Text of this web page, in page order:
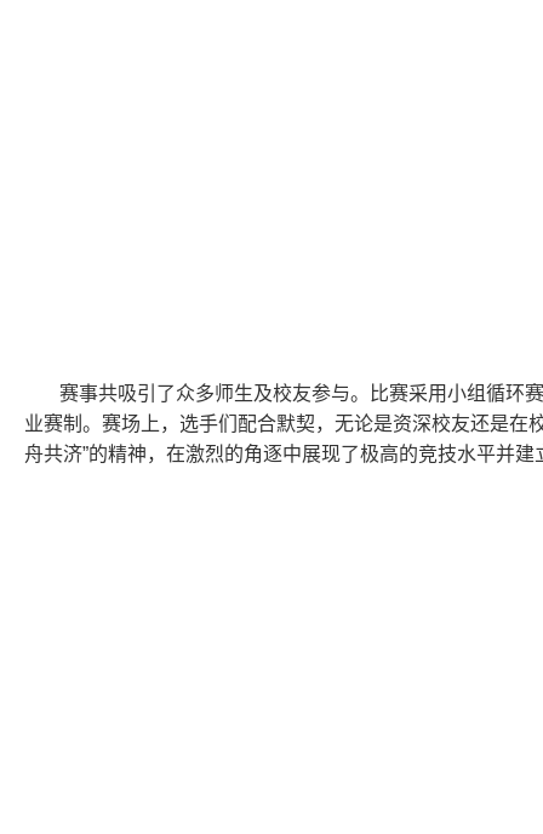
赛事共吸引了众多师生及校友参与。比赛采用小组循环
业赛制。赛场上，选手们配合默契，无论是资深校友还是在
舟共济”的精神，在激烈的角逐中展现了极高的竞技水平并建